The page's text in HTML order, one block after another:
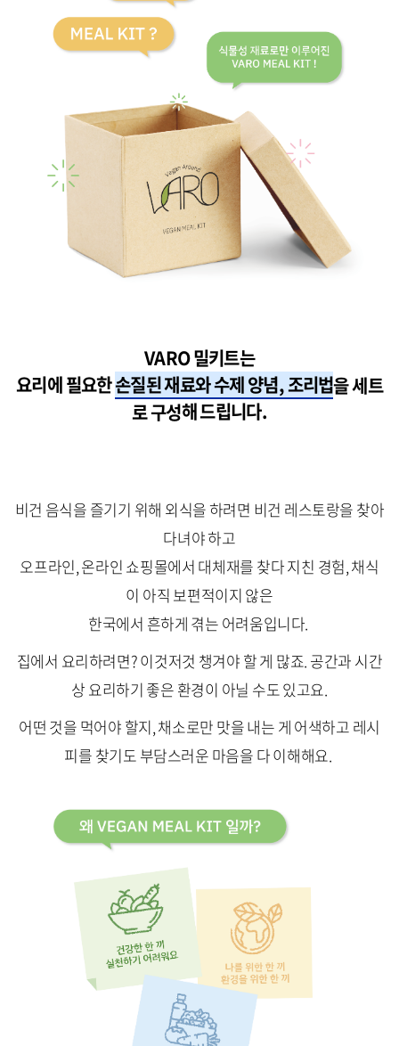
VARO 밀키트는
요리에 필요한손질된 재료와 수제 양념, 조리법을 세트
로 구성해 드립니다.
비건 음식을 즐기기 위해 외식을 하려면 비건 레스토랑을 찾아
다녀야 하고
오프라인, 온라인 쇼핑몰에서 대체재를 찾다 지친 경험, 채식
이 아직 보편적이지 않은
한국에서 흔하게 겪는 어려움입니다.
집에서 요리하려면? 이것저것 챙겨야 할 게 많죠. 공간과 시간
상 요리하기 좋은 환경이 아닐 수도 있고요.
어떤 것을 먹어야 할지, 채소로만 맛을 내는 게 어색하고 레시
피를 찾기도 부담스러운 마음을 다 이해해요.